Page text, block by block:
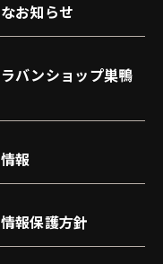
お知らせ
バンショップ巣鴨
報
報保護方針